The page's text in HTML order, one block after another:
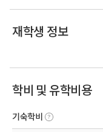
재학생 정보
학비 및 유학비용
기숙학비